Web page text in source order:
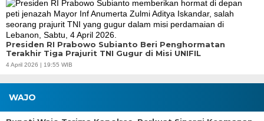
Presiden RI Prabowo Subianto Beri Penghormatan
Terakhir Tiga Prajurit TNI Gugur di Misi UNIFIL
4 April 2026 | 19:55 WIB
WAJO